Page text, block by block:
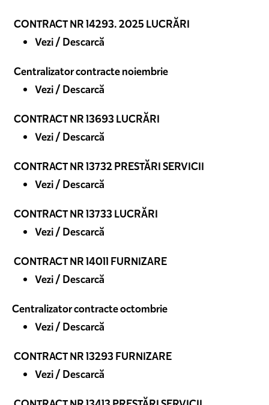
CONTRACT NR 14293. 2025 LUCRĂRI
Vezi / Descarcă
Centralizator contracte noiembrie
Vezi / Descarcă
CONTRACT NR 13693 LUCRĂRI
Vezi / Descarcă
CONTRACT NR 13732 PRESTĂRI SERVICII
Vezi / Descarcă
CONTRACT NR 13733 LUCRĂRI
Vezi / Descarcă
CONTRACT NR 14011 FURNIZARE
Vezi / Descarcă
Centralizator contracte octombrie
Vezi / Descarcă
CONTRACT NR 13293 FURNIZARE
Vezi / Descarcă